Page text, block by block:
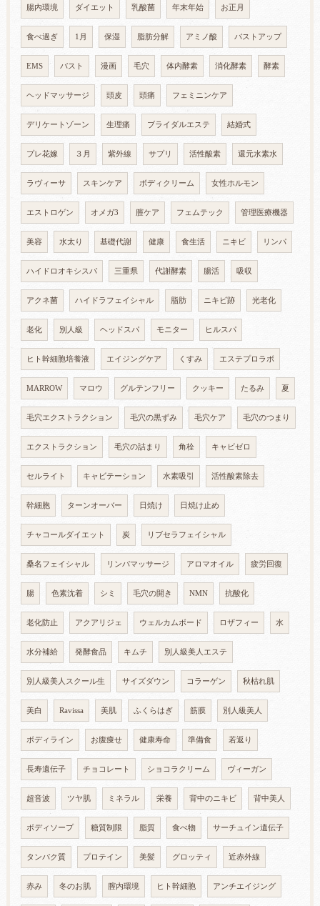
腸内環境 ダイエット 乳酸菌 年末年始 お正月
食べ過ぎ 1月 保湿 脂肪分解 アミノ酸 バストアップ
EMS バスト 漫画 毛穴 体内酵素 消化酵素 酵素
ヘッドマッサージ 頭皮 頭痛 フェミニンケア
デリケートゾーン 生理痛 ブライダルエステ 結婚式
プレ花嫁 ３月 紫外線 サプリ 活性酸素 還元水素水
ラヴィーサ スキンケア ボディクリーム 女性ホルモン
エストロゲン オメガ3 膣ケア フェムテック 管理医療機器
美容 水太り 基礎代謝 健康 食生活 ニキビ リンパ
ハイドロオキシスパ 三重県 代謝酵素 腸活 吸収
アクネ菌 ハイドラフェイシャル 脂肪 ニキビ跡 光老化
老化 別人級 ヘッドスパ モニター ヒルスパ
ヒト幹細胞培養液 エイジングケア くすみ エステプロラボ
MARROW マロウ グルテンフリー クッキー たるみ 夏
毛穴エクストラクション 毛穴の黒ずみ 毛穴ケア 毛穴のつまり
エクストラクション 毛穴の詰まり 角栓 キャビゼロ
セルライト キャビテーション 水素吸引 活性酸素除去
幹細胞 ターンオーバー 日焼け 日焼け止め
チャコールダイエット 炭 リブセラフェイシャル
桑名フェイシャル リンパマッサージ アロマオイル 疲労回復
腸 色素沈着 シミ 毛穴の開き NMN 抗酸化
老化防止 アクアリジェ ウェルカムボード ロザフィー 水
水分補給 発酵食品 キムチ 別人級美人エステ
別人級美人スクール生 サイズダウン コラーゲン 秋枯れ肌
美白 Ravissa 美肌 ふくらはぎ 筋膜 別人級美人
ボディライン お腹痩せ 健康寿命 準備食 若返り
長寿遺伝子 チョコレート ショコラクリーム ヴィーガン
超音波 ツヤ肌 ミネラル 栄養 背中のニキビ 背中美人
ボディソープ 糖質制限 脂質 食べ物 サーチュイン遺伝子
タンパク質 プロテイン 美髪 グロッティ 近赤外線
赤み 冬のお肌 膣内環境 ヒト幹細胞 アンチエイジング